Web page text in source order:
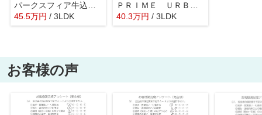
パークスフィア牛込神楽坂
45.5万円 / 3LDK
ＰＲＩＭＥ ＵＲＢＡＮ 東中野 ＣＯＵＲＴ
40.3万円 / 3LDK
お客様の声